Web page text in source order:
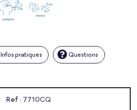
Infos pratiques Questions
Ref : 7710CQ